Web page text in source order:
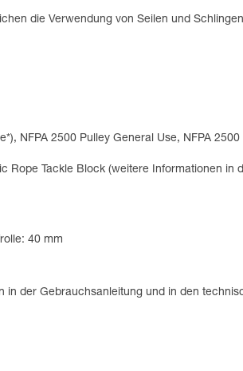
die Verwendung von Seilen und
NFPA 2500 Pulley General Use, NFPA
Rope Tackle Block (weitere Informationen in
40 mm
der Gebrauchsanleitung und in den